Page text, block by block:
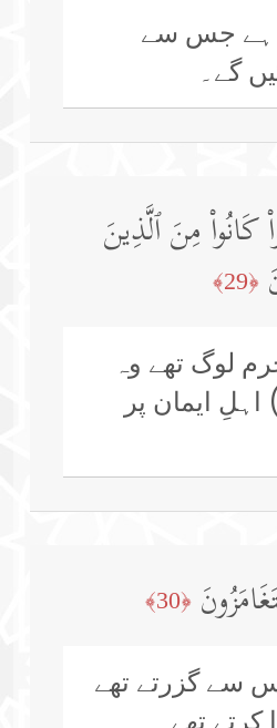
ہے جس سے
گے۔
كَانُوا۟ مِنَ ٱلَّذِینَ
﴿29﴾
لوگ تھے وہ
اہلِ ایمان پر
﴿30﴾
سے گزرتے تھے
کرتے تھے۔